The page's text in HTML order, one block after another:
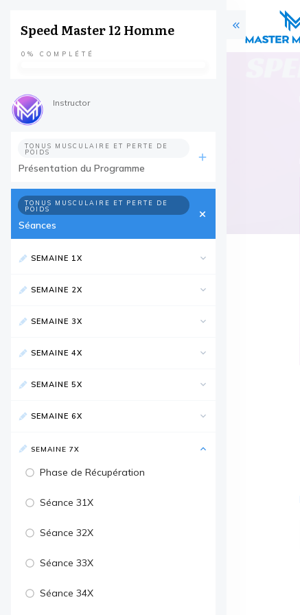
Speed Master 12 Homme
0% COMPLÉTÉ
Instructor
TONUS MUSCULAIRE ET PERTE DE
POIDS
Présentation du Programme
TONUS MUSCULAIRE ET PERTE DE
POIDS
Séances
SEMAINE 1X
SEMAINE 2X
SEMAINE 3X
SEMAINE 4X
SEMAINE 5X
SEMAINE 6X
SEMAINE 7X
Phase de Récupération
Séance 31X
Séance 32X
Séance 33X
Séance 34X